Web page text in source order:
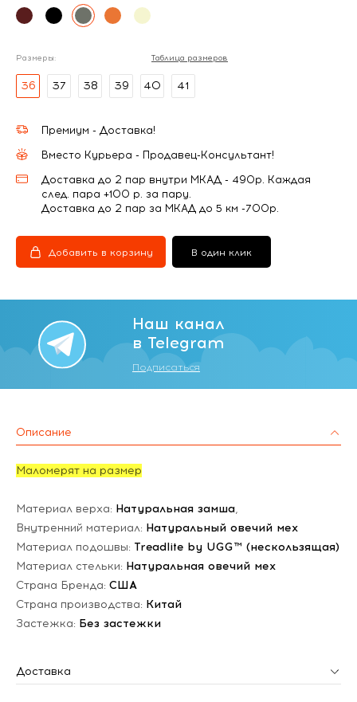
Размеры: Таблица размеров
36 37 38 39 40 41
Премиум - Доставка!
Вместо Курьера - Продавец-Консультант!
Доставка до 2 пар внутри МКАД - 490р. Каждая
след. пара +100 р. за пару.
Доставка до 2 пар за МКАД до 5 км -700р.
Добавить в корзину В один клик
Наш канал
в Telegram
Подписаться
Описание
Маломерят на размер
Материал верха: Натуральная замша,
Внутренний материал: Натуральный овечий мех
Материал подошвы: Treadlite by UGG™ (нескользящая)
Материал стельки: Натуральная овечий мех
Страна Бренда: США
Страна производства: Китай
Застежка: Без застежки
Доставка